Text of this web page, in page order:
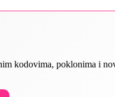
kodovima, poklonima i